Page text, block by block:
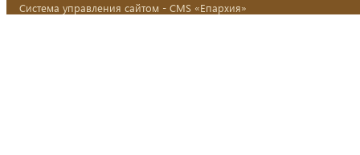
Система управления сайтом - CMS «Епархия»